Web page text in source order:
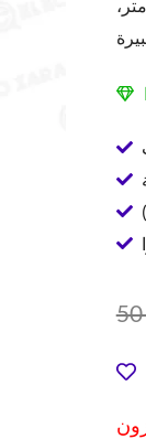
تصميمها داخل الأذن راحة مثالية وعزلًا صوتيًا أفضل. بطول كابل يبلغ 1.2 متر،
50